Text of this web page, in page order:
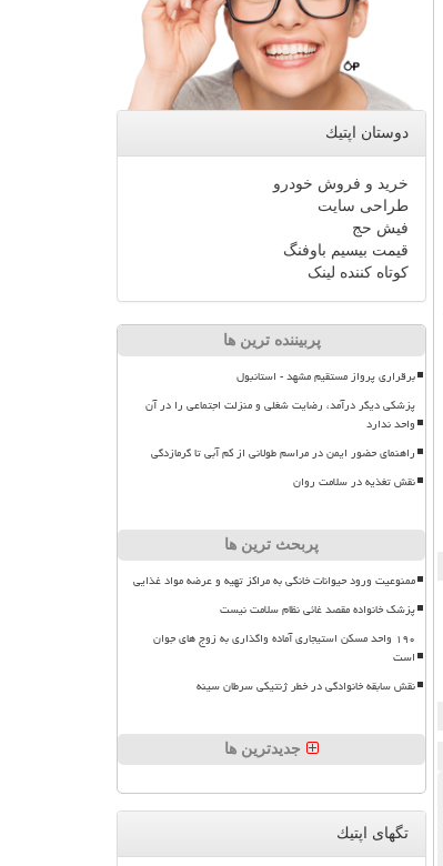
دوستان اپتیك
خرید و فروش خودرو
طراحی سایت
فیش حج
قیمت بیسیم باوفنگ
کوتاه کننده لینک
پربیننده ترین ها
برقراری پرواز مستقیم مشهد - استانبول
پزشکی دیگر درآمد، رضایت شغلی و منزلت اجتماعی را در آن
واحد ندارد
راهنمای حضور ایمن در مراسم طولانی از کم آبی تا گرمازدگی
نقش تغذیه در سلامت روان
پربحث ترین ها
ممنوعیت ورود حیوانات خانگی به مراکز تهیه و عرضه مواد غذایی
پزشک خانواده مقصد غائی نظام سلامت نیست
۱۹۰ واحد مسکن استیجاری آماده واگذاری به زوج های جوان
است
نقش سابقه خانوادگی در خطر ژنتیکی سرطان سینه
جدیدترین ها
تگهای اپتیك